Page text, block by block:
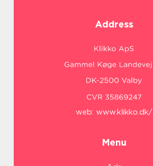
Address
web: www.klikko.dk/
Menu